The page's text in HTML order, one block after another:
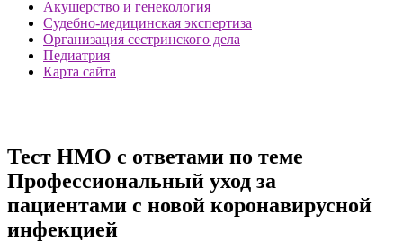
Акушерство и генекология
Судебно-медицинская экспертиза
Организация сестринского дела
Педиатрия
Карта сайта
Тест НМО с ответами по теме
Профессиональный уход за
пациентами с новой коронавирусной
инфекцией